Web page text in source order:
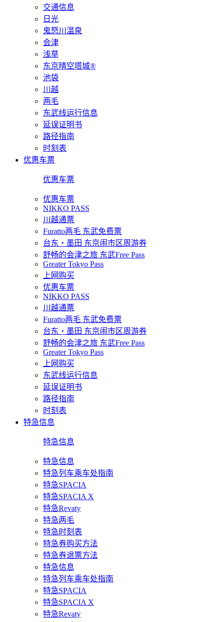
交通信息
日光
鬼怒川温泉
会津
浅草
东京晴空塔城®
池袋
川越
两毛
东武线运行信息
延误证明书
路径指南
时刻表
优惠车票
优惠车票
优惠车票
NIKKO PASS
川越通票
Furatto两毛 东武免费票
台东・墨田 东京闹市区周游券
舒畅的会津之旅 东武Free Pass
Greater Tokyo Pass
上网购买
优惠车票
NIKKO PASS
川越通票
Furatto两毛 东武免费票
台东・墨田 东京闹市区周游券
舒畅的会津之旅 东武Free Pass
Greater Tokyo Pass
上网购买
东武线运行信息
延误证明书
路径指南
时刻表
特急信息
特急信息
特急信息
特急列车乘车处指南
特急SPACIA
特急SPACIA X
特急Revaty
特急两毛
特急时刻表
特急券购买方法
特急券退票方法
特急信息
特急列车乘车处指南
特急SPACIA
特急SPACIA X
特急Revaty